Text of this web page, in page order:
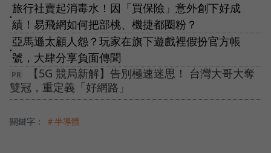
●
旅行社賣起消毒水！因「買保險」意外創下好成
績！易飛網如何把部桃、機捷都圈粉？
●
亞馬遜太顧人怨？玩家在旗下遊戲裡假扮官方帳
號，大肆分享負面傳聞
【5G 競局新解】告別極速迷思！ 台灣大哥大奪
雙冠，重定義「好網路」
關鍵字： ＃半導體